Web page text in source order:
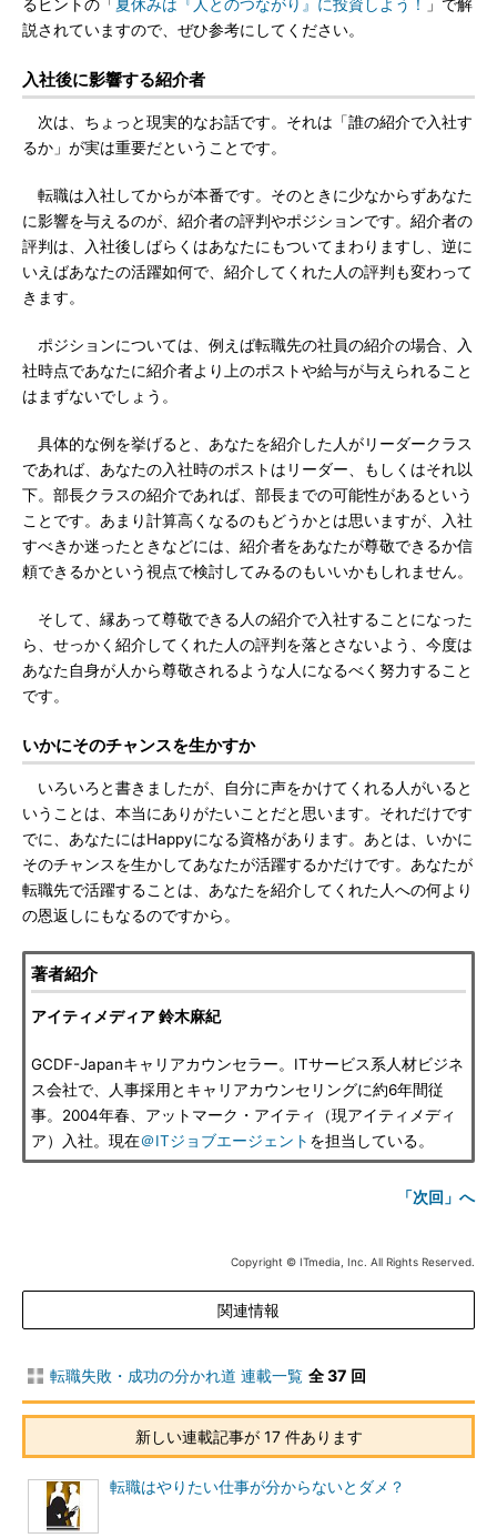
るヒントの「 夏休みは『人とのつながり』に投資しよう！
」で解
説されていますので、ぜひ参考にしてください。
入社後に影響する紹介者
次は、ちょっと現実的なお話です。それは「誰の紹介で入社す
るか」が実は重要だということです。
転職は入社してからが本番です。そのときに少なからずあなた
に影響を与えるのが、紹介者の評判やポジションです。紹介者の
評判は、入社後しばらくはあなたにもついてまわりますし、逆に
いえばあなたの活躍如何で、紹介してくれた人の評判も変わって
きます。
ポジションについては、例えば転職先の社員の紹介の場合、入
社時点であなたに紹介者より上のポストや給与が与えられること
はまずないでしょう。
具体的な例を挙げると、あなたを紹介した人がリーダークラス
であれば、あなたの入社時のポストはリーダー、もしくはそれ以
下。部長クラスの紹介であれば、部長までの可能性があるという
ことです。あまり計算高くなるのもどうかとは思いますが、入社
すべきか迷ったときなどには、紹介者をあなたが尊敬できるか信
頼できるかという視点で検討してみるのもいいかもしれません。
そして、縁あって尊敬できる人の紹介で入社することになった
ら、せっかく紹介してくれた人の評判を落とさないよう、今度は
あなた自身が人から尊敬されるような人になるべく努力すること
です。
いかにそのチャンスを生かすか
いろいろと書きましたが、自分に声をかけてくれる人がいると
いうことは、本当にありがたいことだと思います。それだけです
でに、あなたにはHappyになる資格があります。あとは、いかに
そのチャンスを生かしてあなたが活躍するかだけです。あなたが
転職先で活躍することは、あなたを紹介してくれた人への何より
の恩返しにもなるのですから。
著者紹介
アイティメディア 鈴木麻紀
GCDF-Japanキャリアカウンセラー。ITサービス系人材ビジネ
ス会社で、人事採用とキャリアカウンセリングに約6年間従
事。2004年春、アットマーク・アイティ（現アイティメディ
ア）入社。現在＠ITジョブエージェント を担当している。
「次回」へ
Copyright © ITmedia, Inc. All Rights Reserved.
関連情報
転職失敗・成功の分かれ道 連載一覧 全 37 回
新しい連載記事が 17 件あります
転職はやりたい仕事が分からないとダメ？